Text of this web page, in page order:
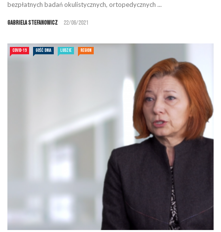
bezpłatnych badań okulistycznych, ortopedycznych ...
Gabriela Stefanowicz 22/06/2021
COVID-19 GOŚĆ DNIA LUDZIE REGION